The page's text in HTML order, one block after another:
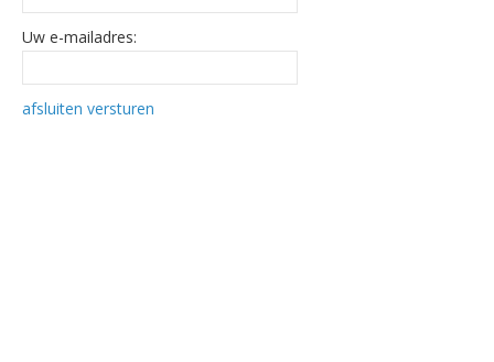
Uw e-mailadres:
afsluiten versturen